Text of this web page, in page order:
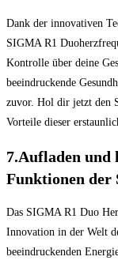
Dank der innovativen
SIGMA R1
Kontrolle über deine
beeindruckende
zuvor. Hol dir jetzt den
Vorteile dieser
7.Aufladen und
Funktionen der
Das SIGMA R1 Duo
Innovation in der Welt
beeindruckenden